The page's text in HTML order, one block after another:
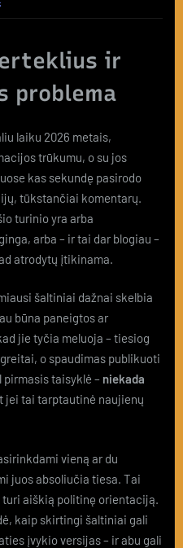
ir
problema
laiku 2026 metais,
trūkumu, o su jos
kas sekundę pasirodo
tūkstančiai komentarų.
turinio yra arba
arba – ir tai dar blogiau –
atrodytų įtikinama.
šaltiniai dažnai skelbia
būna paneigtos ar
jie tyčia meluoja – tiesiog
o spaudimas publikuoti
taisyklė – niekada
jei tai tarptautinė naujienų
vieną ar du
juos absoliučia tiesa. Tai
aiškią politinę orientaciją.
kaip skirtingi šaltiniai gali
įvykio versijas – ir abu gali